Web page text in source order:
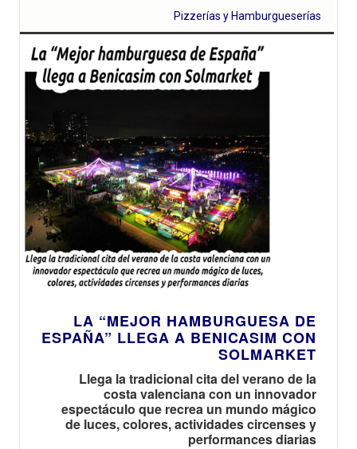
Pizzerías y Hamburgueserías
LA “MEJOR HAMBURGUESA DE
ESPAÑA” LLEGA A BENICASIM CON
SOLMARKET
Llega la tradicional cita del verano de la
costa valenciana con un innovador
espectáculo que recrea un mundo mágico
de luces, colores, actividades circenses y
performances diarias